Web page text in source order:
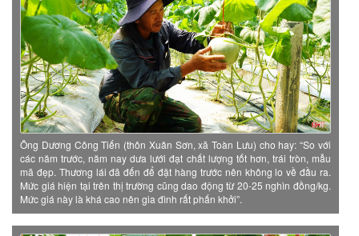
Ông Dương Công Tiến (thôn Xuân Sơn, xã Toàn Lưu) cho hay: “So với
các năm trước, năm nay dưa lưới đạt chất lượng tốt hơn, trái tròn, mẫu
mã đẹp. Thương lái đã đến để đặt hàng trước nên không lo về đầu ra.
Mức giá hiện tại trên thị trường cũng dao động từ 20-25 nghìn đồng/kg.
Mức giá này là khá cao nên gia đình rất phấn khởi”.